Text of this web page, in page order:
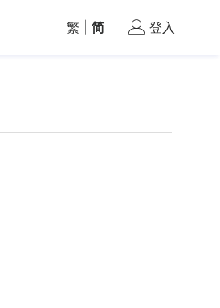
繁 简 登入